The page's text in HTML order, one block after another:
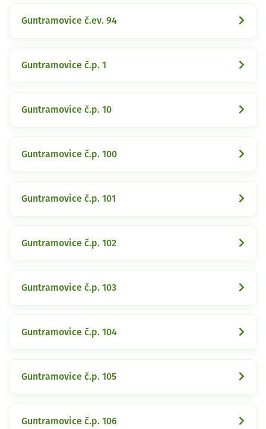
Guntramovice č.ev. 94
Guntramovice č.p. 1
Guntramovice č.p. 10
Guntramovice č.p. 100
Guntramovice č.p. 101
Guntramovice č.p. 102
Guntramovice č.p. 103
Guntramovice č.p. 104
Guntramovice č.p. 105
Guntramovice č.p. 106